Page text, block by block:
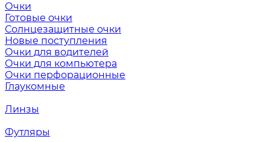
Очки
Готовые очки
Солнцезащитные очки
Новые поступления
Очки для водителей
Очки для компьютера
Очки перфорационные
Глаукомные
Линзы
Футляры